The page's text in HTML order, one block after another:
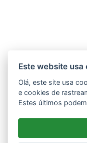
Este website usa
Olá, este site usa
e cookies de
Estes últimos